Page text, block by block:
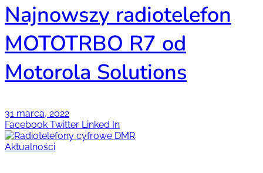
Najnowszy radiotelefon
MOTOTRBO R7 od
Motorola Solutions
31 marca, 2022
Facebook Twitter Linked In
Aktualności